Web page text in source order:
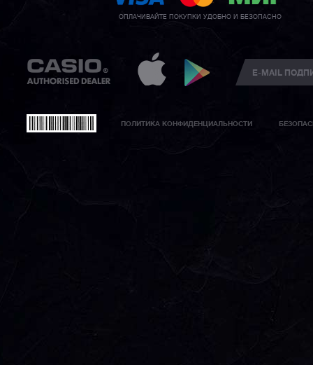
ОПЛАЧИВАЙТЕ ПОКУПКИ УДОБНО И БЕЗОПАСНО
ПОЛИТИКА КОНФИДЕНЦИАЛЬНОСТИ